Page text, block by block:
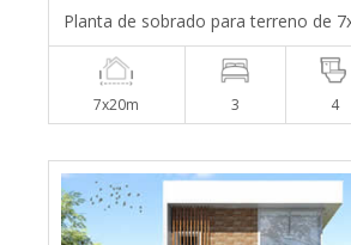
Planta de sobrado para terreno de
7x20m 3 4